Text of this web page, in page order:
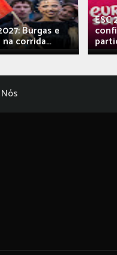
Burgas e
corrida...
ESC